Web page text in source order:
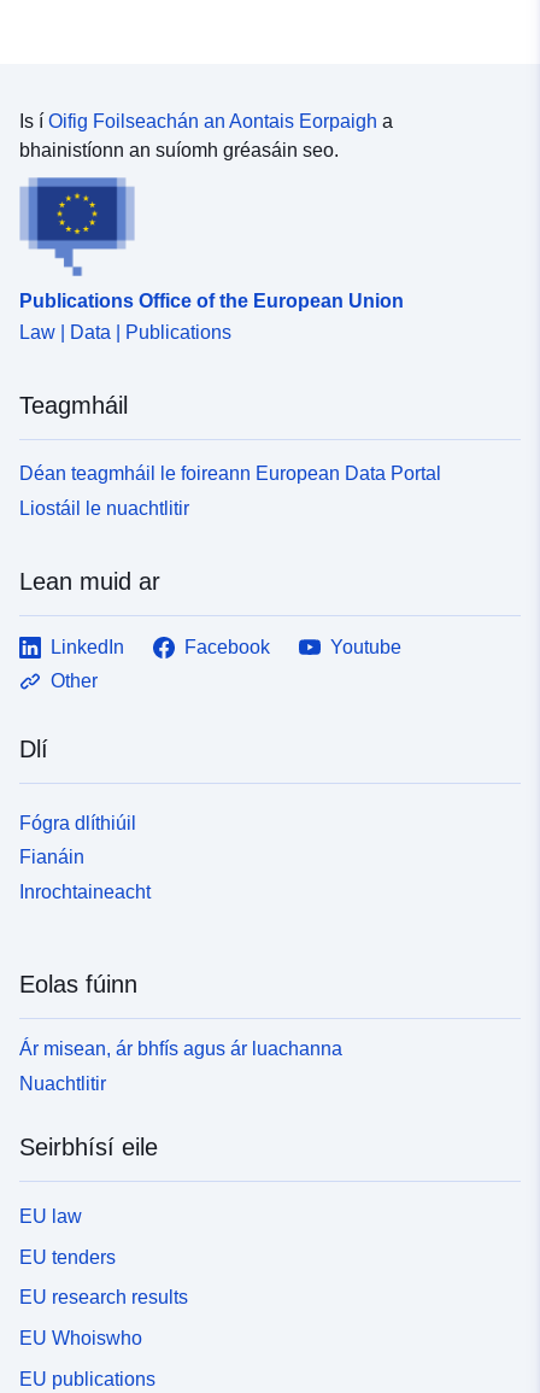
Is í Oifig Foilseachán an Aontais Eorpaigh a
bhainistíonn an suíomh gréasáin seo.
Publications Office of the European Union
Law | Data | Publications
Teagmháil
Déan teagmháil le foireann European Data Portal
Liostáil le nuachtlitir
Lean muid ar
LinkedIn Facebook
Youtube
Other
Dlí
Fógra dlíthiúil
Fianáin
Inrochtaineacht
Eolas fúinn
Ár misean, ár bhfís agus ár luachanna
Nuachtlitir
Seirbhísí eile
EU law
EU tenders
EU research results
EU Whoiswho
EU publications